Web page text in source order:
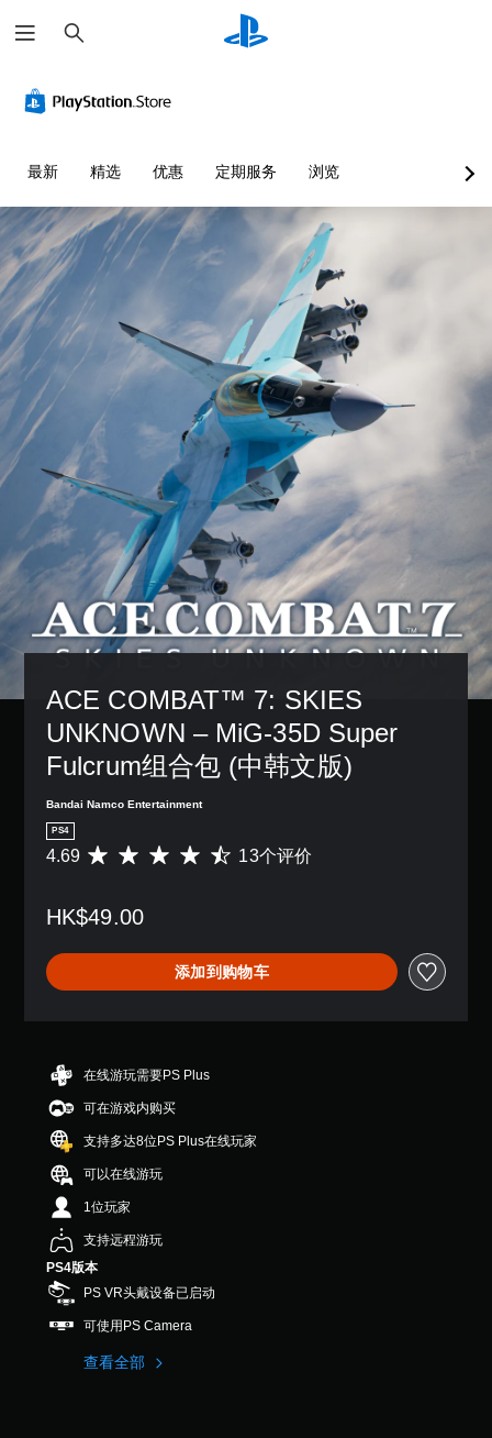
索
最新 精选 优惠 定期服务 浏览
ACE COMBAT™ 7: SKIES
UNKNOWN – MiG-35D Super
Fulcrum组合包 (中韩文版)
Bandai Namco Entertainment
PS4
平
价
.
6
满
5
颗
，
3
个
评
价
）
4.69 13个评价
HK$49.00
添加到购物车
在线游玩需要PS Plus
可在游戏内购买
支持多达8位PS Plus在线玩家
可以在线游玩
1位玩家
支持远程游玩
PS4版本
PS VR头戴设备已启动
可使用PS Camera
查看全部